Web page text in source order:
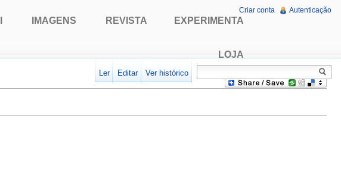
IMAGENS REVISTA EXPERIMENTA
LOJA
Criar conta Autenticação
Ler Editar Ver histórico